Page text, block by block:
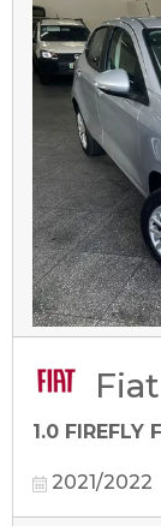
Fiat
1.0 FIREFLY
2021/2022